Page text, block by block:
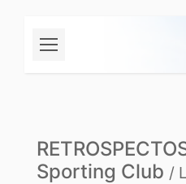
Sporting Club /